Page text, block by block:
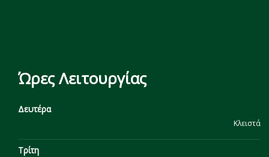
Ώρες Λειτουργίας
Δευτέρα
Κλειστά
Τρίτη